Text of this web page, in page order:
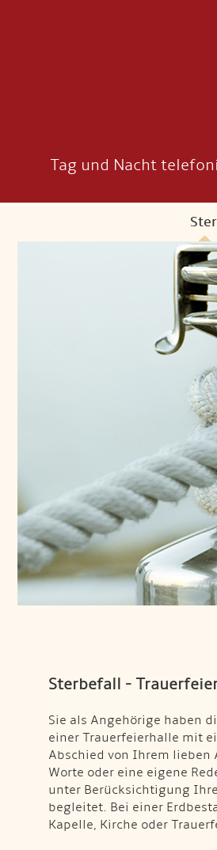
Tag und Nacht
Sterbefall -
Sie als Angehörige haben
einer Trauerfeierhalle mit
Abschied von Ihrem lieben
Worte oder eine eigene
unter Berücksichtigung
begleitet. Bei einer
Kapelle, Kirche oder